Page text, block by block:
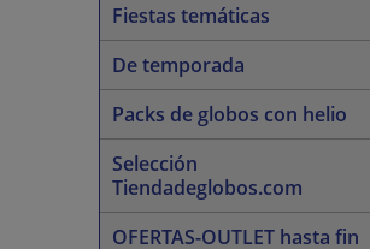
Fiestas temáticas
De temporada
Packs de globos con helio
Selección
Tiendadeglobos.com
OFERTAS-OUTLET hasta fin